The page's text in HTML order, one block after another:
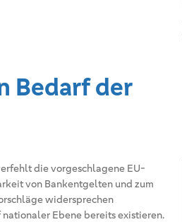
Bedarf der
die vorgeschlagene EU-
von Bankentgelten und zum
widersprechen
Ebene bereits existieren.